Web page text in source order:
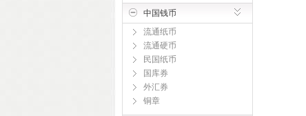
中国钱币
流通纸币
流通硬币
民国纸币
国库券
外汇券
铜章